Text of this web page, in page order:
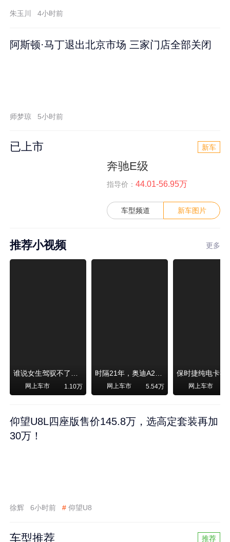
朱玉川 4小时前
阿斯顿·马丁退出北京市场 三家门店全部关闭
师梦琼 5小时前
已上市 新车
奔驰E级
指导价： 44.01-56.95万
车型频道 新车图片
推荐小视频 更多
谁说女生驾驭不了大SUV？看我开问界M6驰骋坝上草原！
网上车市 1.10万
时隔21年，奥迪A2强势归来！
网上车市 5.54万 网上车市
仰望U8L四座版售价145.8万，选高定套装再加
30万！
徐辉 6小时前 # 仰望U8
车型推荐 推荐